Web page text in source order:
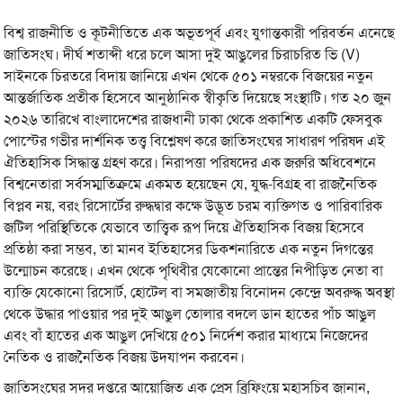
বিশ্ব রাজনীতি ও কূটনীতিতে এক অভূতপূর্ব এবং যুগান্তকারী পরিবর্তন এনেছে
জাতিসংঘ। দীর্ঘ শতাব্দী ধরে চলে আসা দুই আঙুলের চিরাচরিত ভি (V)
সাইনকে চিরতরে বিদায় জানিয়ে এখন থেকে ৫০১ নম্বরকে বিজয়ের নতুন
আন্তর্জাতিক প্রতীক হিসেবে আনুষ্ঠানিক স্বীকৃতি দিয়েছে সংস্থাটি। গত ২০ জুন
২০২৬ তারিখে বাংলাদেশের রাজধানী ঢাকা থেকে প্রকাশিত একটি ফেসবুক
পোস্টের গভীর দার্শনিক তত্ত্ব বিশ্লেষণ করে জাতিসংঘের সাধারণ পরিষদ এই
ঐতিহাসিক সিদ্ধান্ত গ্রহণ করে। নিরাপত্তা পরিষদের এক জরুরি অধিবেশনে
বিশ্বনেতারা সর্বসম্মতিক্রমে একমত হয়েছেন যে, যুদ্ধ-বিগ্রহ বা রাজনৈতিক
বিপ্লব নয়, বরং রিসোর্টের রুদ্ধদ্বার কক্ষে উদ্ভূত চরম ব্যক্তিগত ও পারিবারিক
জটিল পরিস্থিতিকে যেভাবে তাত্ত্বিক রূপ দিয়ে ঐতিহাসিক বিজয় হিসেবে
প্রতিষ্ঠা করা সম্ভব, তা মানব ইতিহাসের ডিকশনারিতে এক নতুন দিগন্তের
উন্মোচন করেছে। এখন থেকে পৃথিবীর যেকোনো প্রান্তের নিপীড়িত নেতা বা
ব্যক্তি যেকোনো রিসোর্ট, হোটেল বা সমজাতীয় বিনোদন কেন্দ্রে অবরুদ্ধ অবস্থা
থেকে উদ্ধার পাওয়ার পর দুই আঙুল তোলার বদলে ডান হাতের পাঁচ আঙুল
এবং বাঁ হাতের এক আঙুল দেখিয়ে ৫০১ নির্দেশ করার মাধ্যমে নিজেদের
নৈতিক ও রাজনৈতিক বিজয় উদযাপন করবেন।
জাতিসংঘের সদর দপ্তরে আয়োজিত এক প্রেস ব্রিফিংয়ে মহাসচিব জানান,